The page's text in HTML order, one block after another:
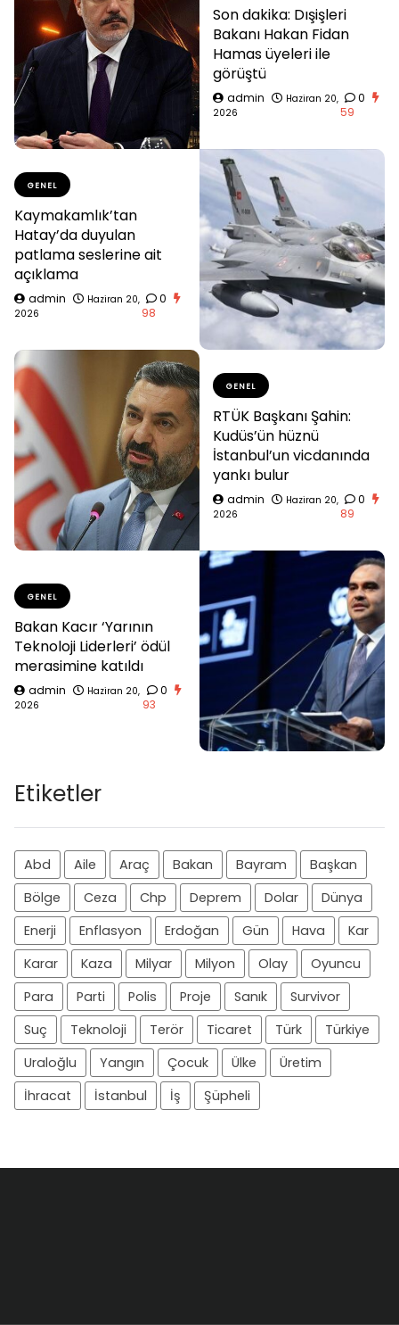
Son dakika: Dışişleri
Bakanı Hakan Fidan
Hamas üyeleri ile
görüştü
admin
Haziran 20,
2026
0
59
GENEL
Kaymakamlık’tan
Hatay’da duyulan
patlama seslerine ait
açıklama
admin
Haziran 20,
2026
0
98
GENEL
RTÜK Başkanı Şahin:
Kudüs’ün hüznü
İstanbul’un vicdanında
yankı bulur
admin
Haziran 20,
2026
0
89
GENEL
Bakan Kacır ‘Yarının
Teknoloji Liderleri’ ödül
merasimine katıldı
admin
Haziran 20,
2026
0
93
Etiketler
Abd Aile Araç Bakan Bayram
Başkan
Bölge
Ceza Chp Deprem Dolar
Dünya
Enerji
Enflasyon Erdoğan Gün Hava
Kar
Karar
Kaza Milyar Milyon Olay
Oyuncu
Para
Parti Polis Proje Sanık
Survivor
Suç
Teknoloji Terör Ticaret Türk
Türkiye
Uraloğlu
Yangın Çocuk Ülke
Üretim
İhracat
İstanbul İş Şüpheli